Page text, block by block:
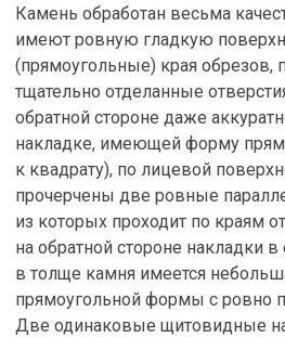
Камень обработан весьма
имеют ровную гладкую
(прямоугольные) края обрезов,
тщательно отделанные
обратной стороне даже
накладке, имеющей форму
к квадрату), по лицевой
прочерчены две ровные
из которых проходит по краям
на обратной стороне накладки в
в толще камня имеется
прямоугольной формы с ровно
Две одинаковые щитовидные